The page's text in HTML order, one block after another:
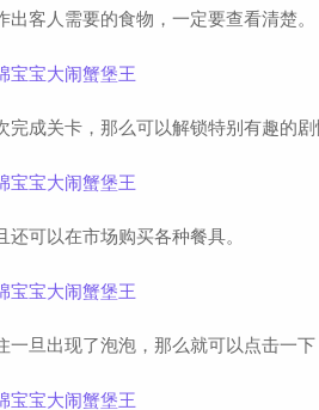
出客人需要的食物，一定要查看清楚。
完成关卡，那么可以解锁特别有趣的剧
还可以在市场购买各种餐具。
一旦出现了泡泡，那么就可以点击一下